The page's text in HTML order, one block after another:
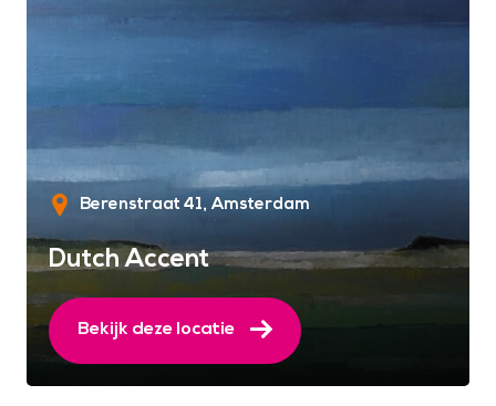
Berenstraat 41 Amsterdam
Dutch Accent
Bekijk deze locatie